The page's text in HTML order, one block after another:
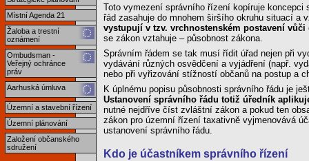
Místní Agenda 21
Žaloba a trestní
oznámení
Ombudsman -
Veřejný ochránce
práv
Aarhuská úmluva
Územní a stavební řízení
Územní plánování
Založení občanského
sdružení
Toto vymezení správního řízení kopíruje koncepci
řád zasahuje do mnohem širšího okruhu situací a
vystupují v tzv. vrchnostenském postavení vůči
se zákon vztahuje – působnost zákona.
Správním řádem se tak musí řídit úřad nejen při
vydávání různých osvědčení a vyjádření (např.
nebo při vyřizování stížností občanů na postup a
K úplnému popisu působnosti správního řádu je
Ustanovení správního řádu totiž úředník
nutné nejdříve číst zvláštní zákon a pokud ten
zákon pro územní řízení taxativně vyjmenovává
ustanovení správního řádu.
Kdo je účastníkem správního řízení